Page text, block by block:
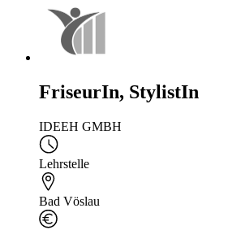
FriseurIn, StylistIn
IDEEH GMBH
Lehrstelle
Bad Vöslau